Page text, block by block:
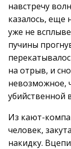
навстречу
казалось, еще
уже не
пучины
на отрыв, и
невозможное,
убийственной
Из кают-
человек,
накидку.